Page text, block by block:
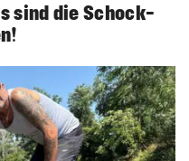
sind die Schock-